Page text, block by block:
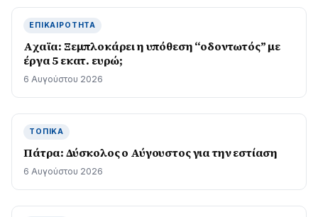
ΕΠΙΚΑΙΡΌΤΗΤΑ
Aχαϊα: Ξεμπλοκάρει η υπόθεση “οδοντωτός” με
έργα 5 εκατ. ευρώ;
6 Αυγούστου 2026
ΤΟΠΙΚΆ
Πάτρα: Δύσκολος ο Αύγουστος για την εστίαση
6 Αυγούστου 2026